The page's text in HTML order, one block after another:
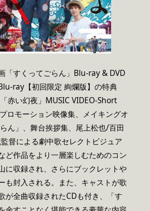
「すくってごらん」Blu-ray & DVD
ray【初回限定 絢爛版】の特典
赤い幻夜」MUSIC VIDEO-Short
ロモーション映像集、メイキングオ
ん」、舞台挨拶集、尾上松也/百田
督による劇中歌セレクトビジュア
ど作品をより一層楽しむためのコン
に収録され、さらにブックレットや
も封入される。また、キャストが歌
が全曲収録されたCDも付き、「す